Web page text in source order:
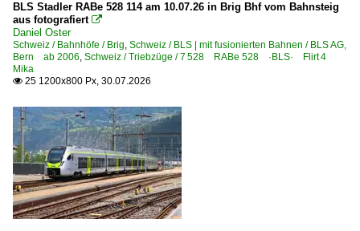
Bahnhöfe (F - K)
Freiburg (Breisgau)
Dieselloks | 92 80
1 273 BR 273 ·MaK G 2000 BB·
E-Loks | Drehstrom | 91 80
6 185 BR 185 ·Traxx AC1/2·
6 185 BR 185 ·Traxx AC1/2· Private
2001
2003
2006
2008
2009
2010
BLS Stadler RABe 528 114 am 10.07.26 in Brig Bhf vom Bahnsteig
aus fotografiert 
Daniel Oster
Schweiz / Bahnhöfe / Brig, Schweiz / BLS | mit fusionierten Bahnen / BLS AG,
Bern ab 2006, Schweiz / Triebzüge / 7 528 RABe 528 ·BLS· Flirt 4
Mika
 25 1200x800 Px, 30.07.2026